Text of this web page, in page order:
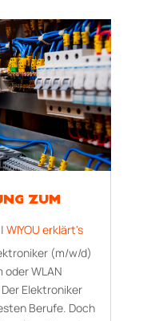
ZUM
| WIYOU erklärt's
(m/w/d)
WLAN
Elektroniker
Berufe. Doch